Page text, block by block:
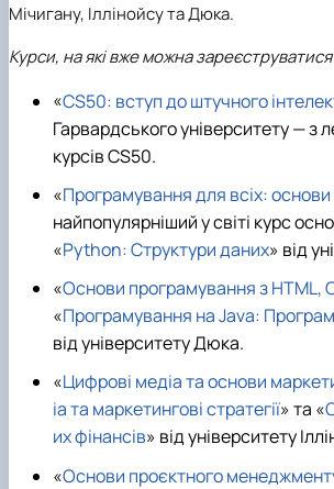
Мічигану, Іллінойсу та Дюка.
Курси, на які вже можна
«CS50: вступ до штучного
Гарвардського університету — з
курсів CS50.
«Програмування для всіх:
найпопулярніший у світі курс
«Python: Структури даних» від
«Основи програмування з HTML,
«Програмування на Java:
від університету Дюка.
«Цифрові медіа та основи
іа та маркетингові стратегії» та «
их фінансів» від університету
«Основи проєктного